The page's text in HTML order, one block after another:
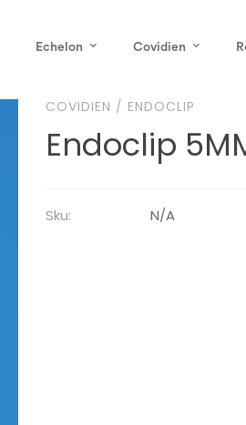
Echelon Covidien
COVIDIEN / ENDOCLIP
Endoclip
Sku: N/A